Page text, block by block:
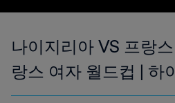
나이지리아 VS 프랑
랑스 여자 월드컵 | 하